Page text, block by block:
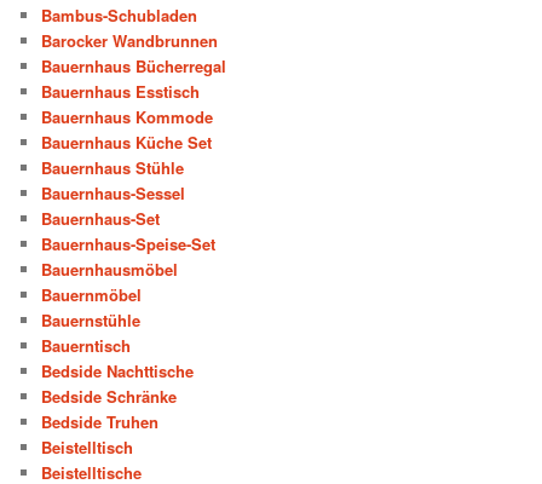
Bambus-Schubladen
Barocker Wandbrunnen
Bauernhaus Bücherregal
Bauernhaus Esstisch
Bauernhaus Kommode
Bauernhaus Küche Set
Bauernhaus Stühle
Bauernhaus-Sessel
Bauernhaus-Set
Bauernhaus-Speise-Set
Bauernhausmöbel
Bauernmöbel
Bauernstühle
Bauerntisch
Bedside Nachttische
Bedside Schränke
Bedside Truhen
Beistelltisch
Beistelltische